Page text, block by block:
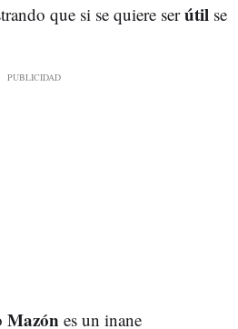
que si se quiere serútil se
Mazón es un inane